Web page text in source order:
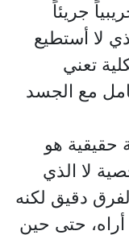
جريئاً
لا أستطيع
تعني
مع الجسد
حقيقية هو
لا الذي
دقيق لكنه
حتى حين